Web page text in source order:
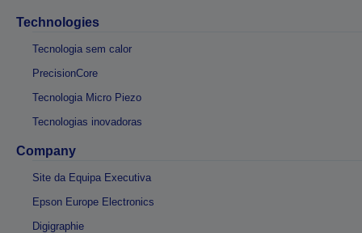
Technologies
Tecnologia sem calor
PrecisionCore
Tecnologia Micro Piezo
Tecnologias inovadoras
Company
Site da Equipa Executiva
Epson Europe Electronics
Digigraphie